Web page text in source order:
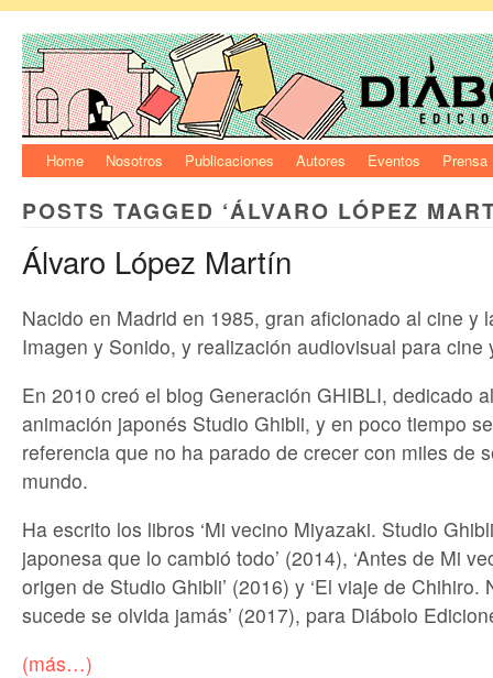
Home Nosotros Publicaciones Autores Eventos Prensa
POSTS TAGGED ‘ÁLVARO LÓPEZ
Álvaro López Martín
Nacido en Madrid en 1985, gran aficionado al cine y
Imagen y Sonido, y realización audiovisual para cine
En 2010 creó el blog Generación GHIBLI, dedicado
animación japonés Studio Ghibli, y en poco tiempo
referencia que no ha parado de crecer con miles de
mundo.
Ha escrito los libros ‘Mi vecino Miyazaki. Studio
japonesa que lo cambió todo’ (2014), ‘Antes de Mi
origen de Studio Ghibli’ (2016) y ‘El viaje de Chihiro.
sucede se olvida jamás’ (2017), para Diábolo
(más…)